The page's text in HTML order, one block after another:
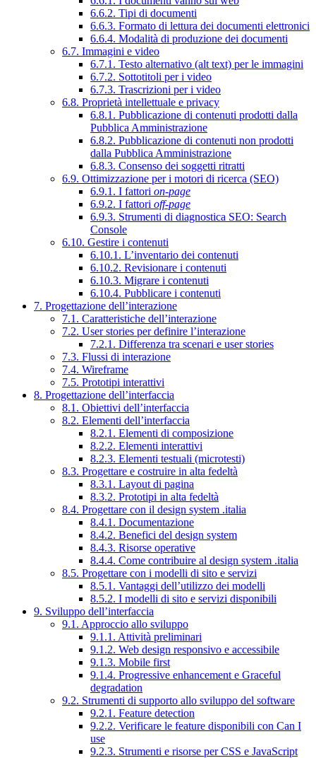
6.6.2. Tipi di documenti
6.6.3. Formato di lettura dei documenti elettronici
6.6.4. Modalità di produzione dei documenti
6.7. Immagini e video
6.7.1. Testo alternativo (alt text) per le immagini
6.7.2. Sottotitoli per i video
6.7.3. Trascrizioni per i video
6.8. Proprietà intellettuale e privacy
6.8.1. Pubblicazione di contenuti prodotti dalla
Pubblica Amministrazione
6.8.2. Pubblicazione di contenuti non prodotti
dalla Pubblica Amministrazione
6.8.3. Consenso dei soggetti ritratti
6.9. Ottimizzazione per i motori di ricerca (SEO)
6.9.1. I fattori on-page
6.9.2. I fattori off-page
6.9.3. Strumenti di diagnostica SEO: Search
Console
6.10. Gestire i contenuti
6.10.1. L’inventario dei contenuti
6.10.2. Revisionare i contenuti
6.10.3. Migrare i contenuti
6.10.4. Pubblicare i contenuti
7. Progettazione dell’interazione
7.1. Caratteristiche dell’interazione
7.2. User stories per definire l’interazione
7.2.1. Differenza tra scenari e user stories
7.3. Flussi di interazione
7.4. Wireframe
7.5. Prototipi interattivi
8. Progettazione dell’interfaccia
8.1. Obiettivi dell’interfaccia
8.2. Elementi dell’interfaccia
8.2.1. Elementi di composizione
8.2.2. Elementi interattivi
8.2.3. Elementi testuali (microtesti)
8.3. Progettare e costruire in alta fedeltà
8.3.1. Layout di pagina
8.3.2. Prototipi in alta fedeltà
8.4. Progettare con il design system .italia
8.4.1. Documentazione
8.4.2. Benefici del design system
8.4.3. Risorse operative
8.4.4. Come contribuire al design system .italia
8.5. Progettare con i modelli di sito e servizi
8.5.1. Vantaggi dell’utilizzo dei modelli
8.5.2. I modelli di sito e servizi disponibili
9. Sviluppo dell’interfaccia
9.1. Approccio allo sviluppo
9.1.1. Attività preliminari
9.1.2. Web design responsivo e accessibile
9.1.3. Mobile first
9.1.4. Progressive enhancement e Graceful
degradation
9.2. Strumenti di supporto allo sviluppo del software
9.2.1. Feature detection
9.2.2. Verificare le feature disponibili con Can I
use
9.2.3. Strumenti e risorse per CSS e JavaScript